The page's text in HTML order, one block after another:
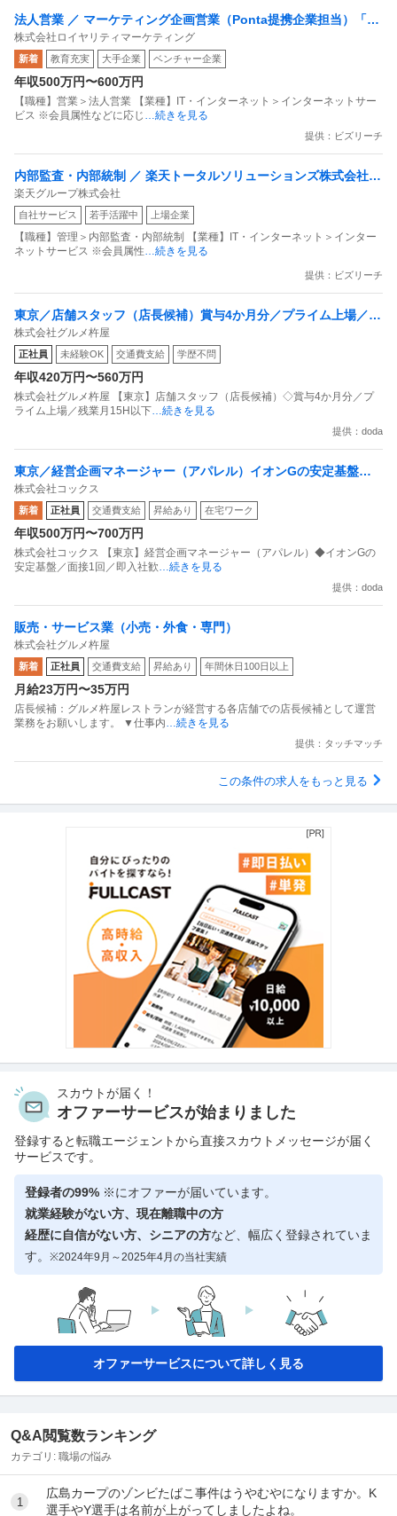
法人営業 ／ マーケティング企画営業（Ponta提携企業担当）「国
内最大級の共通ポイントサービスを展開／無駄のない消費社会を
目指すデータマーケティングカンパニー」
株式会社ロイヤリティマーケティング
新着 教育充実 大手企業 ベンチャー企業
年収500万円〜600万円
【職種】営業＞法人営業 【業種】IT・インターネット＞インターネットサー
ビス ※会員属性などに応じ
…続きを見る
提供：ビズリーチ
内部監査・内部統制 ／ 楽天トータルソリューションズ株式会社
戦略事業コンプライアンス支援部 業務統制支援課：ショップコン
プライアンス推進担当（SBCSD）
楽天グループ株式会社
自社サービス 若手活躍中 上場企業
【職種】管理＞内部監査・内部統制 【業種】IT・インターネット＞インター
ネットサービス ※会員属性 …続きを見る
提供：ビズリーチ
東京／店舗スタッフ（店長候補）賞与4か月分／プライム上場／残
業月15H以下／新店オープン多数
株式会社グルメ杵屋
正社員 未経験OK 交通費支給 学歴不問
年収420万円〜560万円
株式会社グルメ杵屋 【東京】店舗スタッフ（店長候補）◇賞与4か月分／プ
ライム上場／残業月15H以下 …続きを見る
提供：doda
東京／経営企画マネージャー（アパレル）イオンGの安定基盤／
面接1回／即入社歓迎
株式会社コックス
新着 正社員 交通費支給 昇給あり 在宅ワーク
年収500万円〜700万円
株式会社コックス 【東京】経営企画マネージャー（アパレル）◆イオンGの
安定基盤／面接1回／即入社歓 …続きを見る
提供：doda
販売・サービス業（小売・外食・専門）
株式会社グルメ杵屋
新着 正社員 交通費支給 昇給あり 年間休日100日以上
月給23万円〜35万円
店長候補：グルメ杵屋レストランが経営する各店舗での店長候補として運営
業務をお願いします。 ▼仕事内 …続きを見る
提供：タッチマッチ
この条件の求人をもっと見る
スカウトが届く！
オファーサービスが始まりました
登録すると転職エージェントから直接スカウトメッセージが届く
サービスです。
登録者の99% ※にオファーが届いています。
就業経験がない方、現在離職中の方
経歴に自信がない方、シニアの方など、幅広く登録されていま
す。 ※2024年9月～2025年4月の当社実績
オファーサービスについて詳しく見る
Q&A閲覧数ランキング
カテゴリ: 職場の悩み
1
広島カープのゾンビたばこ事件はうやむやになりますか。K
選手やY選手は名前が上がってしましたよね。